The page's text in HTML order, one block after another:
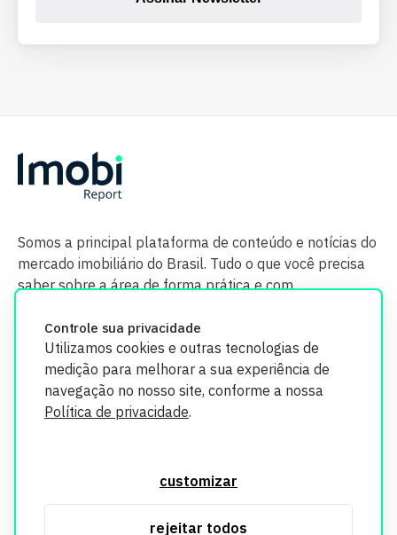
Controle sua privacidade
Utilizamos cookies e outras tecnologias de
medição para melhorar a sua experiência de
navegação no nosso site, conforme a nossa
Política de privacidade.
customizar
rejeitar todos
Somos a principal plataforma de conteúdo e notícias do
mercado imobiliário do Brasil. Tudo o que você precisa
saber sobre a área de forma prática e com
segurança. Todos os dados coletados em nosso site são
utilizados exclusivamente para fins de aprimoramento de
informações, consulte nossa Política de Privacidade.